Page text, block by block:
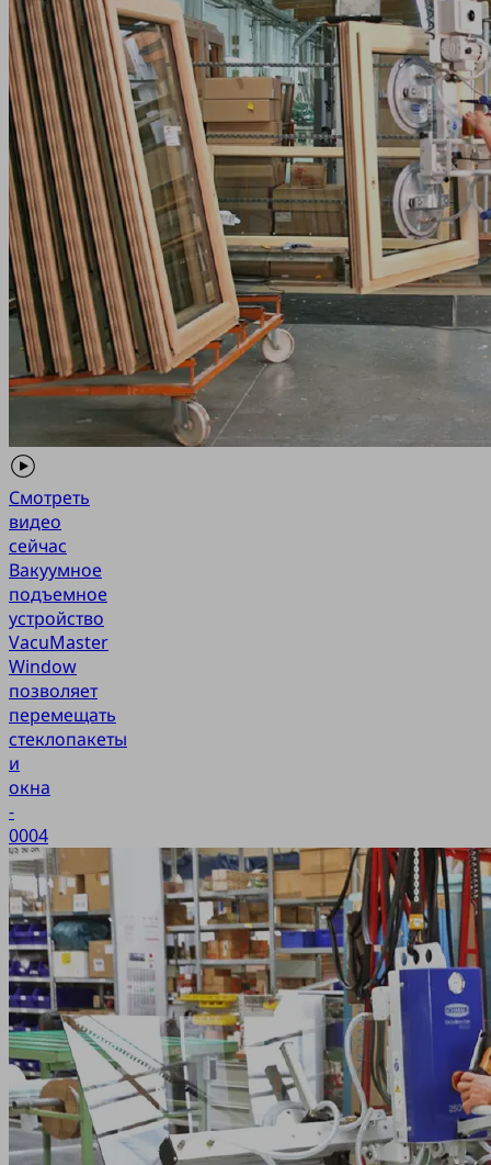
Смотреть
видео
сейчас
Вакуумное
подъемное
устройство
VacuMaster
Window
позволяет
перемещать
стеклопакеты
и
окна
-
0004